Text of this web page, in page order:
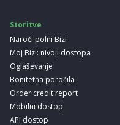
Storitve
Naroči polni Bizi
Moj Bizi: nivoji dostopa
Oglaševanje
Bonitetna poročila
Order credit report
Mobilni dostop
API dostop